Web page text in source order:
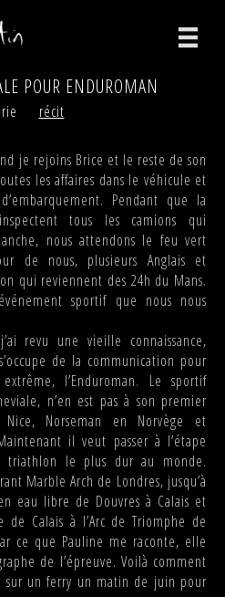
print
bio
contact
instagram
anglaise
POUR ENDUROMAN
récit
je rejoins Brice et le reste de son
les affaires dans le véhicule et
Pendant que la
tous les camions qui
nous attendons le feu vert
de nous, plusieurs Anglais et
qui reviennent des 24h du Mans.
sportif que nous nous
revu une vieille connaissance,
de la communication pour
l’Enduroman. Le sportif
n’en est pas à son premier
Norseman en Norvège et
il veut passer à l’étape
triathlon le plus dur au monde.
Marble Arch de Londres, jusqu’à
eau libre de Douvres à Calais et
de Calais à l’Arc de Triomphe de
ce que Pauline me raconte, elle
de l’épreuve. Voilà comment
sur un ferry un matin de juin pour